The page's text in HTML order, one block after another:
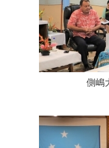
側嶋